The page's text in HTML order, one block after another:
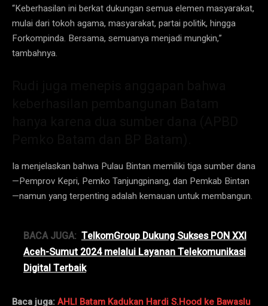
“Keberhasilan ini berkat dukungan semua elemen masyarakat,
mulai dari tokoh agama, masyarakat, partai politik, hingga
Forkompinda. Bersama, semuanya menjadi mungkin,”
tambahnya.
Ia menjelaskan bahwa Pulau Bintan memiliki tiga sumber dana
—Pemprov Kepri, Pemko Tanjungpinang, dan Pemkab Bintan
—namun yang terpenting adalah kemauan untuk membangun.
BACA JUGA: TelkomGroup Dukung Sukses PON XXI
Aceh-Sumut 2024 melalui Layanan Telekomunikasi
Digital Terbaik
Baca juga:AHLI Batam Kadukan Hardi S.Hood ke Bawaslu